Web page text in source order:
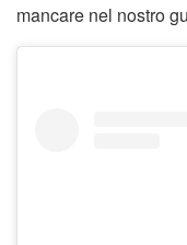
mancare nel nostro